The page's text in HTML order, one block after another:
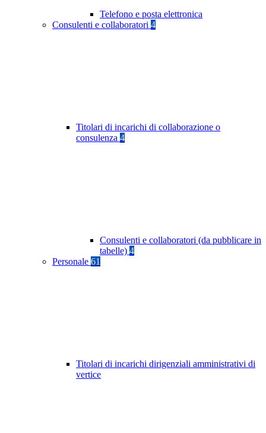
Telefono e posta elettronica
Consulenti e collaboratori 4
Titolari di incarichi di collaborazione o
consulenza 4
Consulenti e collaboratori (da pubblicare in
tabelle) 4
Personale 61
Titolari di incarichi dirigenziali amministrativi di
vertice